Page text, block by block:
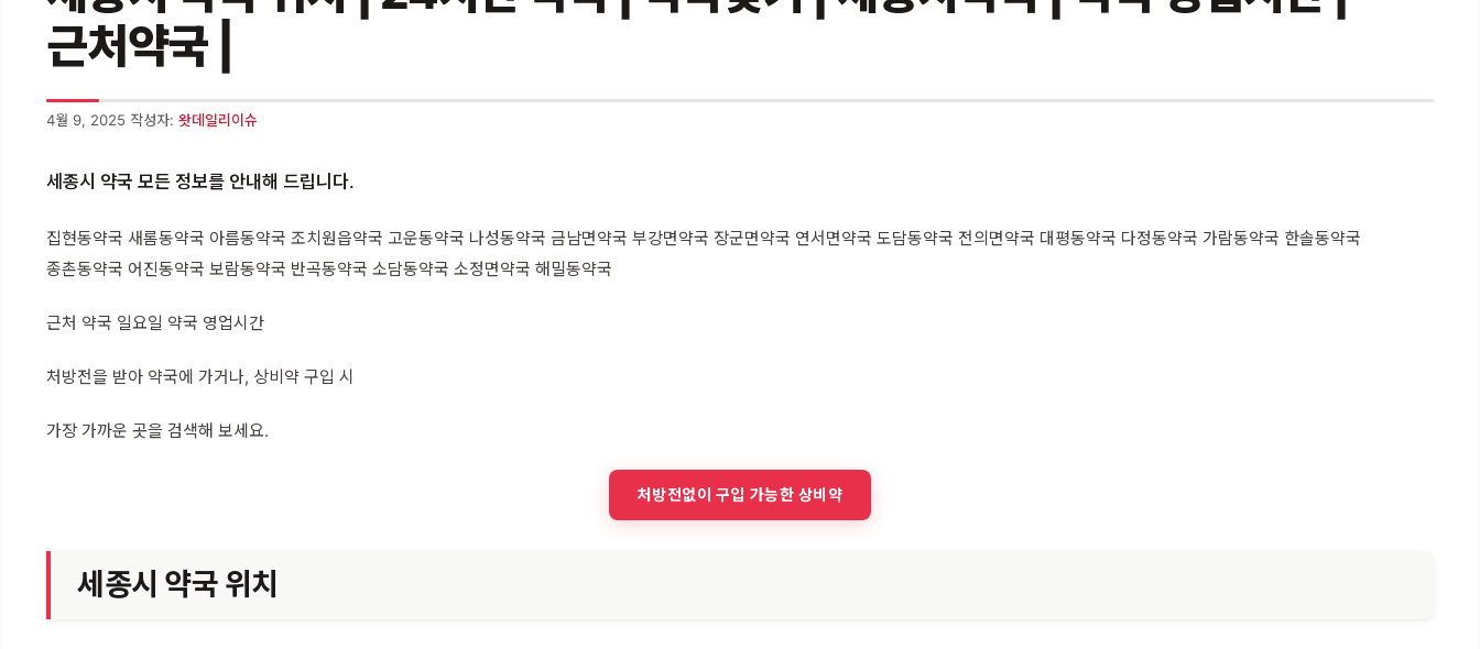
근처약국 |
4월 9, 2025 작성자: 왓데일리이슈
세종시 약국 모든 정보를 안내해 드립니다.
집현동약국 새롬동약국 아름동약국 조치원읍약국 고운동약국 나성동약국 금남면약국 부강면약국 장군면약국 연서면약국 도담동약국 전의면약국 대평동약국 다정동약국 가람동약국 한솔동약국
종촌동약국 어진동약국 보람동약국 반곡동약국 소담동약국 소정면약국 해밀동약국
근처 약국 일요일 약국 영업시간
처방전을 받아 약국에 가거나, 상비약 구입 시
가장 가까운 곳을 검색해 보세요.
처방전없이 구입 가능한 상비약
세종시 약국 위치